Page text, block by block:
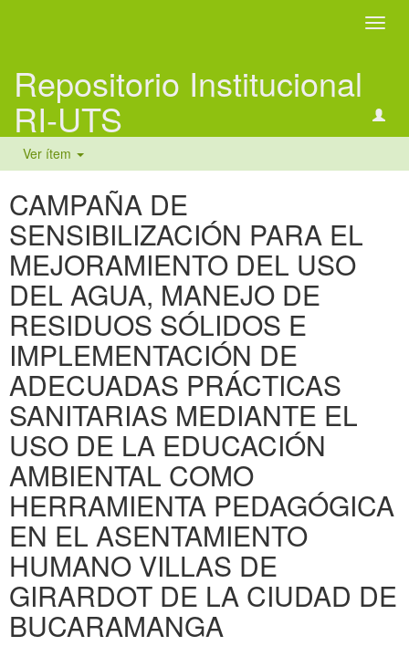
Repositorio Institucional
RI-UTS
Ver ítem
CAMPAÑA DE
SENSIBILIZACIÓN PARA EL
MEJORAMIENTO DEL USO
DEL AGUA, MANEJO DE
RESIDUOS SÓLIDOS E
IMPLEMENTACIÓN DE
ADECUADAS PRÁCTICAS
SANITARIAS MEDIANTE EL
USO DE LA EDUCACIÓN
AMBIENTAL COMO
HERRAMIENTA PEDAGÓGICA
EN EL ASENTAMIENTO
HUMANO VILLAS DE
GIRARDOT DE LA CIUDAD DE
BUCARAMANGA